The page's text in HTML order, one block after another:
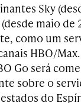
Sky
maio de
como um
HBO/
Go será
sobre o
do